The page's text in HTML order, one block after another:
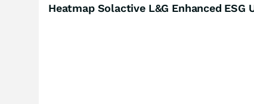
Heatmap Solactive L&G Enhanced ESG